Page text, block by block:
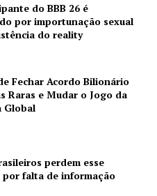
do BBB 26 é
por importunação sexual
do reality
Fechar Acordo Bilionário
Raras e Mudar o Jogo da
Global
perdem esse
falta de informação